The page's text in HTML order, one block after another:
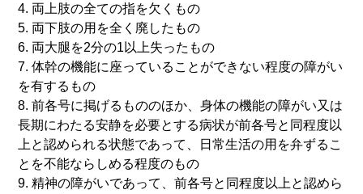
4. 両上肢の全ての指を欠くもの
5. 両下肢の用を全く廃したもの
6. 両大腿を2分の1以上失ったもの
7. 体幹の機能に座っていることができない程度の障がい
を有するもの
8. 前各号に掲げるもののほか、身体の機能の障がい又は
長期にわたる安静を必要とする病状が前各号と同程度以
上と認められる状態であって、日常生活の用を弁ずるこ
とを不能ならしめる程度のもの
9. 精神の障がいであって、前各号と同程度以上と認めら